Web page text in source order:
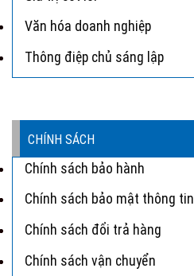
Văn hóa doanh nghiệp
Thông điệp chủ sáng lập
CHÍNH SÁCH
Chính sách bảo hành
Chính sách bảo mật thông tin
Chính sách đổi trả hàng
Chính sách vận chuyển